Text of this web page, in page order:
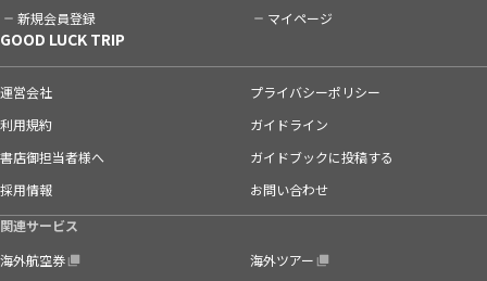
新規会員登録 マイページ
GOOD LUCK TRIP
運営会社
プライバシーポリシー
利用規約
ガイドライン
書店御担当者様へ
ガイドブックに投稿する
採用情報
お問い合わせ
関連サービス
海外航空券
海外ツアー